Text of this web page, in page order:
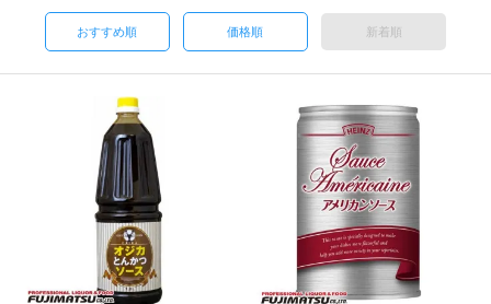
おすすめ順 価格順 新着順